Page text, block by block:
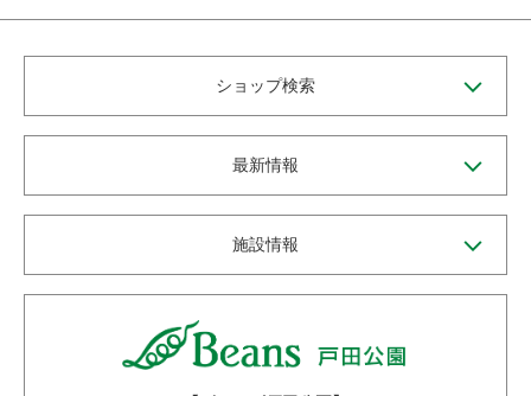
ショップ検索
最新情報
施設情報